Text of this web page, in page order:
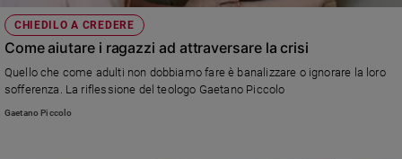
CHIEDILO A CREDERE
Come aiutare i ragazzi ad attraversare la crisi
Quello che come adulti non dobbiamo fare è banalizzare o ignorare la loro
sofferenza. La riflessione del teologo Gaetano Piccolo
Gaetano Piccolo